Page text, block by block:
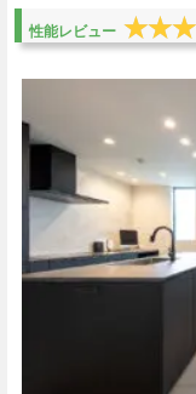
性能レビュー